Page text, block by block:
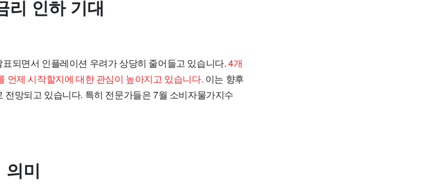
리 인하 기대
표되면서 인플레이션 우려가 상당히 줄어들고 있습니다.4개
언제 시작할지에 대한 관심이 높아지고 있습니다. 이는 향후
망되고 있습니다. 특히 전문가들은 7월 소비자물가지수
미